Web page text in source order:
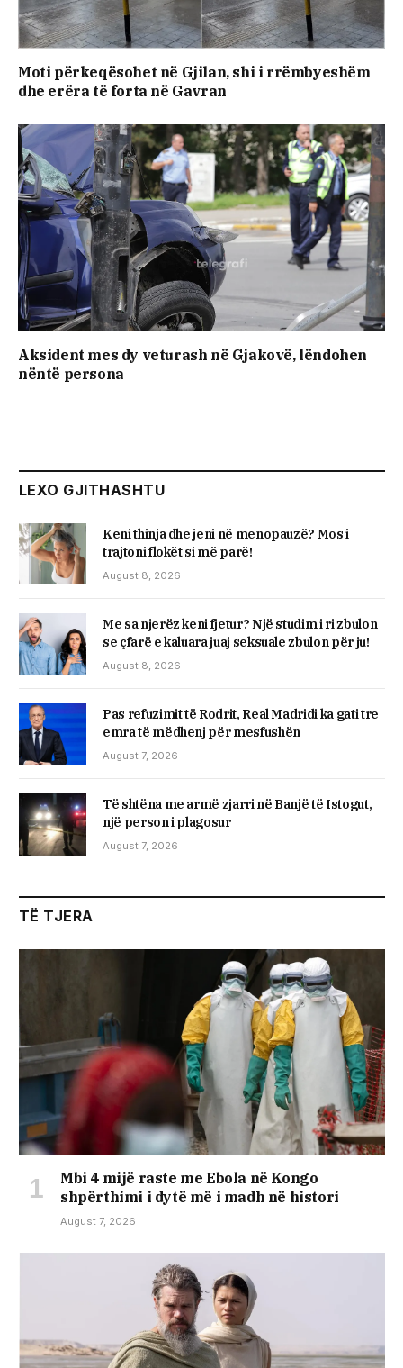
Moti përkeqësohet në Gjilan, shi i rrëmbyeshëm
dhe erëra të forta në Gavran
Aksident mes dy veturash në Gjakovë, lëndohen
nëntë persona
LEXO GJITHASHTU
Keni thinja dhe jeni në menopauzë? Mos i
trajtoni flokët si më parë!
August 8, 2026
Me sa njerëz keni fjetur? Një studim i ri zbulon
se çfarë e kaluara juaj seksuale zbulon për ju!
August 8, 2026
Pas refuzimit të Rodrit, Real Madridi ka gati tre
emra të mëdhenj për mesfushën
August 7, 2026
Të shtëna me armë zjarri në Banjë të Istogut,
një person i plagosur
August 7, 2026
TË TJERA
Mbi 4 mijë raste me Ebola në Kongo
shpërthimi i dytë më i madh në histori
August 7, 2026